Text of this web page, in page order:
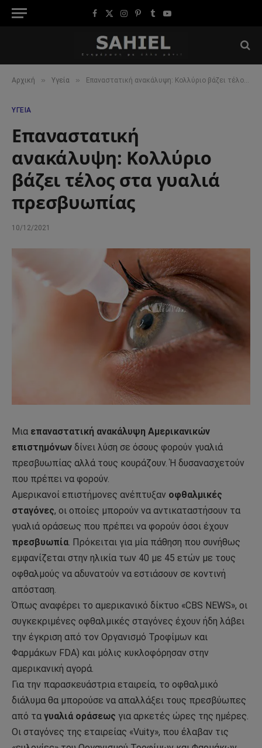
Facebook
X
Instagram
Pinterest
TumblrYouTube
Αρχική » Υγεία » Επαναστατική ανακάλυψη: Κολλύριο βάζει τέλος στα γυαλιά πρεσβυωπίας
ΥΓΕΊΑ
Επαναστατική
ανακάλυψη: Κολλύριο
βάζει τέλος στα γυαλιά
πρεσβυωπίας
10/12/2021
Μια επαναστατική ανακάλυψη Αμερικανικών
επιστημόνων δίνει λύση σε όσους φορούν γυαλιά
πρεσβυωπίας αλλά τους κουράζουν. Ή δυσανασχετούν
που πρέπει να φορούν.
Αμερικανοί επιστήμονες ανέπτυξαν οφθαλμικές
σταγόνες, οι οποίες μπορούν να αντικαταστήσουν τα
γυαλιά οράσεως που πρέπει να φορούν όσοι έχουν
πρεσβυωπία . Πρόκειται για μία πάθηση που συνήθως
εμφανίζεται στην ηλικία των 40 με 45 ετών με τους
οφθαλμούς να αδυνατούν να εστιάσουν σε κοντινή
απόσταση.
Όπως αναφέρει το αμερικανικό δίκτυο «CBS NEWS», οι
συγκεκριμένες οφθαλμικές σταγόνες έχουν ήδη λάβει
την έγκριση από τον Οργανισμό Τροφίμων και
Φαρμάκων FDA) και μόλις κυκλοφόρησαν στην
αμερικανική αγορά.
Για την παρασκευάστρια εταιρεία, το οφθαλμικό
διάλυμα θα μπορούσε να απαλλάξει τους πρεσβύωπες
από τα γυαλιά οράσεως για αρκετές ώρες της ημέρες.
Οι σταγόνες της εταιρείας «Vuity», που έλαβαν τις